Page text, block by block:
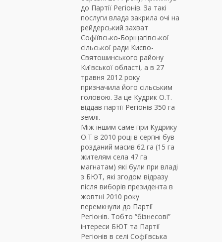
до Партії Регіонів. За такі
послуги влада закрила очі на
рейдерський захват
Софіївсько-Борщагівської
сільської ради Києво-
Святошинського району
Київської області, а в 27
травня 2012 року
призначила його сільським
головою. За це Кудрик О.Т.
віддав партії Регіонів 350 га
землі.
Між іншим саме при Кудрику
О.Т в 2010 році в серпні був
розданий масив 62 га (15 га
жителям села 47 га
магнатам) які були при владі
з БЮТ, які згодом відразу
після виборів президента в
жовтні 2010 року
перемкнули до Партії
Регіонів. Тобто “бізнесові”
інтереси БЮТ та Партії
Регіонів в селі Софіївська